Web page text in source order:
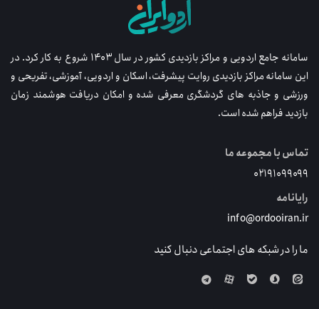
سامانه جامع اردویی و مراکز بازدیدی کشور در سال ۱۴۰۳ شروع به کار کرد. در
این سامانه مراکز بازدیدی روایت پیشرفت، اسکان و اردویی، آموزشی، تفریحی و
ورزشی و جاذبه های گردشگری معرفی شده و امکان دریافت هوشمند زمان
بازدید فراهم شده است.
تماس با مجموعه ما
۰۲۱۹۱۰۹۹۰۹۹
رایانامه
info@ordooiran.ir
ما را در شبکه های اجتماعی دنبال کنید